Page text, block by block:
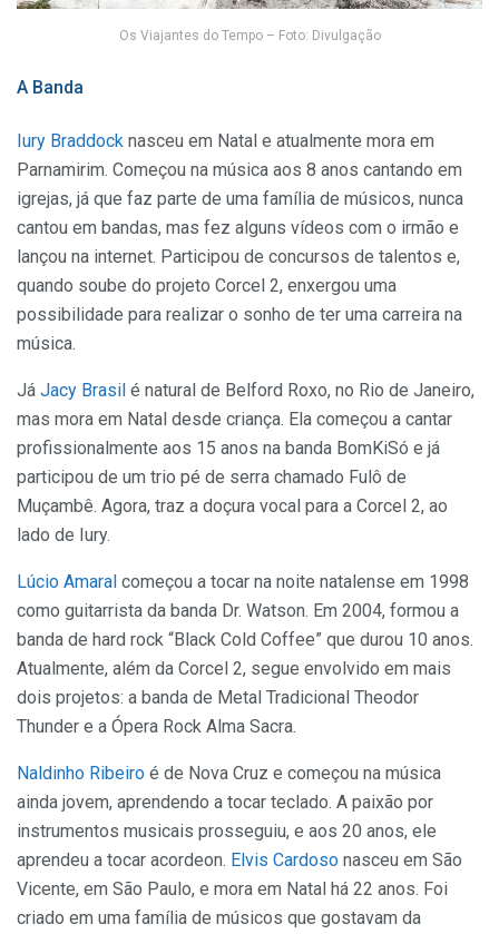
Os Viajantes do Tempo – Foto: Divulgação
A Banda
Iury Braddock nasceu em Natal e atualmente mora em
Parnamirim. Começou na música aos 8 anos cantando em
igrejas, já que faz parte de uma família de músicos, nunca
cantou em bandas, mas fez alguns vídeos com o irmão e
lançou na internet. Participou de concursos de talentos e,
quando soube do projeto Corcel 2, enxergou uma
possibilidade para realizar o sonho de ter uma carreira na
música.
Já Jacy Brasil é natural de Belford Roxo, no Rio de Janeiro,
mas mora em Natal desde criança. Ela começou a cantar
profissionalmente aos 15 anos na banda BomKiSó e já
participou de um trio pé de serra chamado Fulô de
Muçambê. Agora, traz a doçura vocal para a Corcel 2, ao
lado de Iury.
Lúcio Amaral começou a tocar na noite natalense em 1998
como guitarrista da banda Dr. Watson. Em 2004, formou a
banda de hard rock “Black Cold Coffee” que durou 10 anos.
Atualmente, além da Corcel 2, segue envolvido em mais
dois projetos: a banda de Metal Tradicional Theodor
Thunder e a Ópera Rock Alma Sacra.
Naldinho Ribeiro é de Nova Cruz e começou na música
ainda jovem, aprendendo a tocar teclado. A paixão por
instrumentos musicais prosseguiu, e aos 20 anos, ele
aprendeu a tocar acordeon. Elvis Cardoso nasceu em São
Vicente, em São Paulo, e mora em Natal há 22 anos. Foi
criado em uma família de músicos que gostavam da